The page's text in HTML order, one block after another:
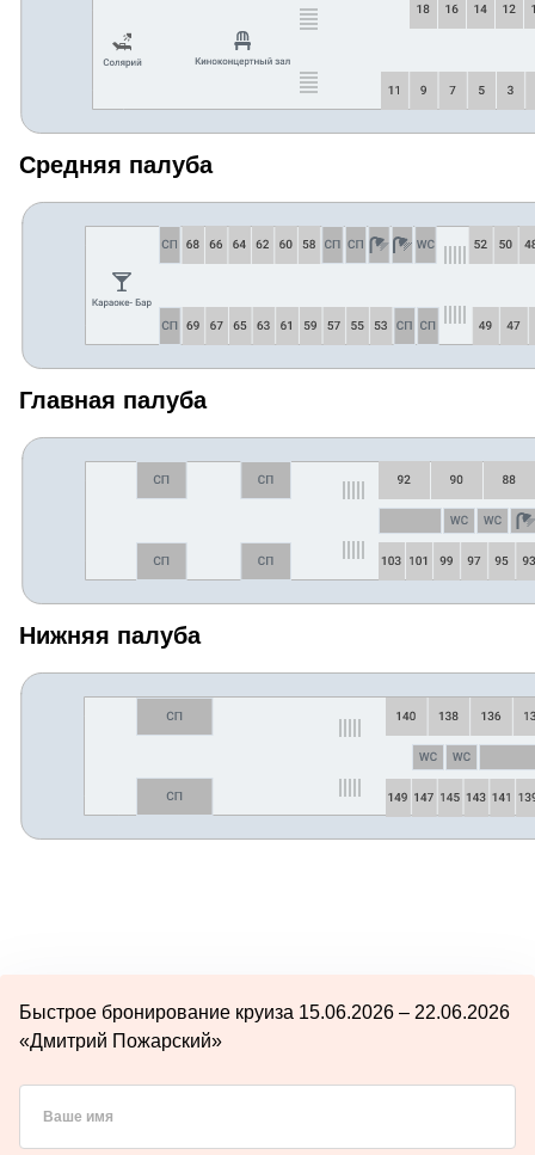
Средняя палуба
Главная палуба
Нижняя палуба
Быстрое бронирование круиза 15.06.2026 – 22.06.2026
«Дмитрий Пожарский»
Ваше имя